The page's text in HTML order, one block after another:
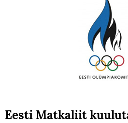
Eesti Matkaliit